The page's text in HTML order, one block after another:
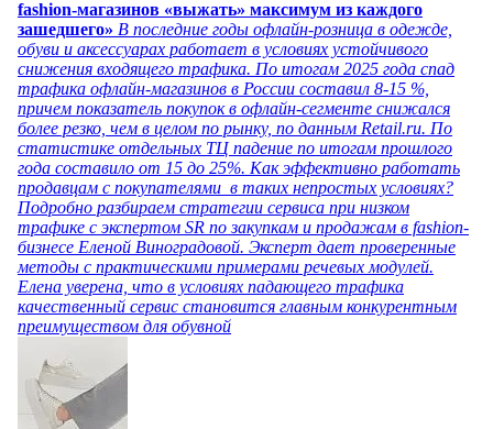
fashion-магазинов «выжать» максимум из каждого
зашедшего» В последние годы офлайн-розница в одежде,
обуви и аксессуарах работает в условиях устойчивого
снижения входящего трафика. По итогам 2025 года спад
трафика офлайн-магазинов в России составил 8-15 %,
причем показатель покупок в офлайн-сегменте снижался
более резко, чем в целом по рынку, по данным Retail.ru. По
статистике отдельных ТЦ падение по итогам прошлого
года составило от 15 до 25%. Как эффективно работать
продавцам с покупателями в таких непростых условиях?
Подробно разбираем стратегии сервиса при низком
трафике с экспертом SR по закупкам и продажам в fashion-
бизнесе Еленой Виноградовой. Эксперт дает проверенные
методы с практическими примерами речевых модулей.
Елена уверена, что в условиях падающего трафика
качественный сервис становится главным конкурентным
преимуществом для обувной